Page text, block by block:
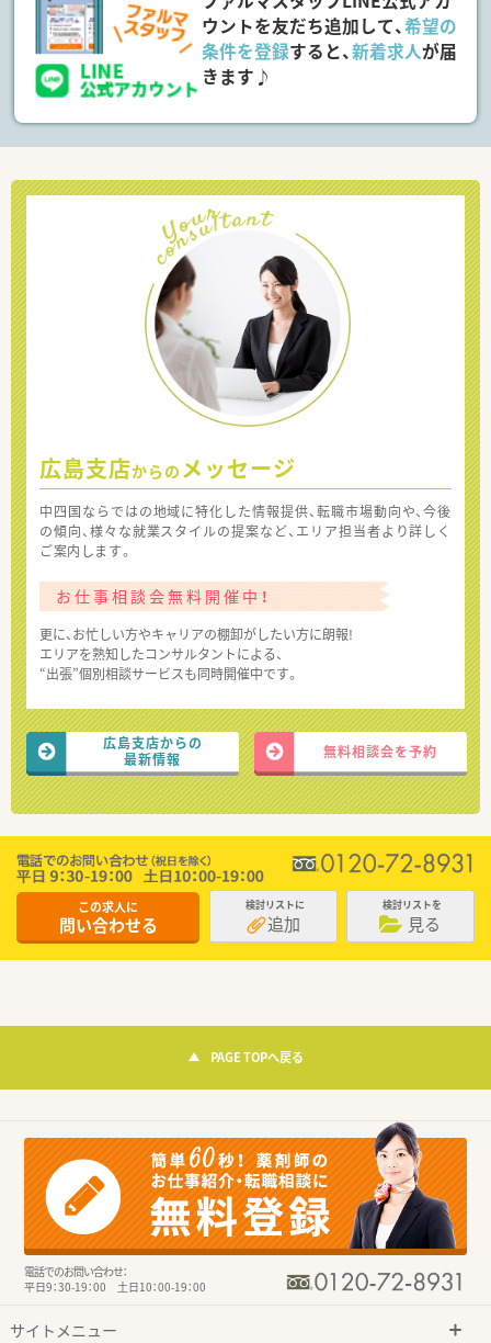
ウントを友だち追加して、希望の
条件を登録すると、新着求人が届
きます♪
広島支店からの メッセージ
中四国ならではの地域に特化した情報提供、転職市場動向や、今後
の傾向、様々な就業スタイルの提案など、エリア担当者より詳しく
ご案内します。
お仕事相談会無料開催中！
更に、お忙しい方やキャリアの棚卸がしたい方に朗報!
エリアを熟知したコンサルタントによる、
“出張”個別相談サービスも同時開催中です。
広島支店からの
最新情報
無料相談会を予約
この求人に
問い合わせる
検討リストに
追加
検討リストを
見る
PAGE TOPへ戻る
電話でのお問い合わせ：
平日9：30-19：00 土日10：00-19：00
サイトメニュー